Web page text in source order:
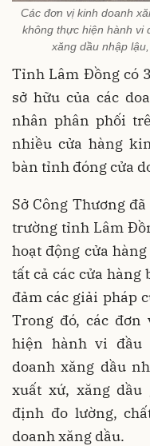
Các đơn vị kinh doanh
không thực hiện hành vi
xăng dầu nhập
Tỉnh Lâm Đồng có
sở hữu của các
nhân phân phối
nhiều cửa hàng
bàn tỉnh đóng cửa
Sở Công Thương
trường tỉnh Lâm
hoạt động cửa
tất cả các cửa hàng
đảm các giải pháp
Trong đó, các
hiện hành vi đầu
doanh xăng dầu
xuất xứ, xăng
định đo lường,
doanh xăng dầu.